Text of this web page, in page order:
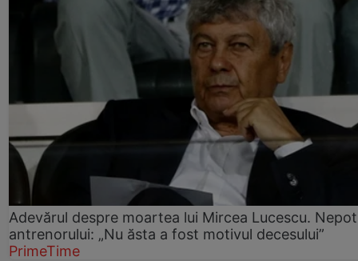
Adevărul despre moartea lui Mircea Lucescu.
antrenorului: „Nu ăsta a fost motivul decesului”
PrimeTime